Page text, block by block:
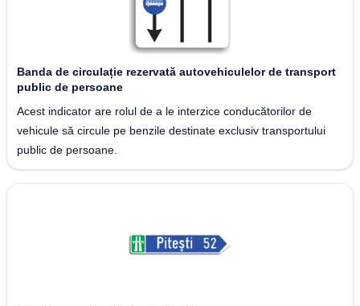
Banda de circulație rezervată autovehiculelor de transport
public de persoane
Acest indicator are rolul de a le interzice conducătorilor de
vehicule să circule pe benzile destinate exclusiv transportului
public de persoane.